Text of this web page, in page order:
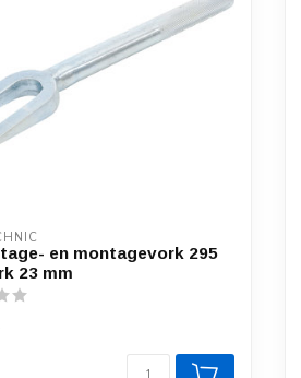
en montagevork 295
23 mm